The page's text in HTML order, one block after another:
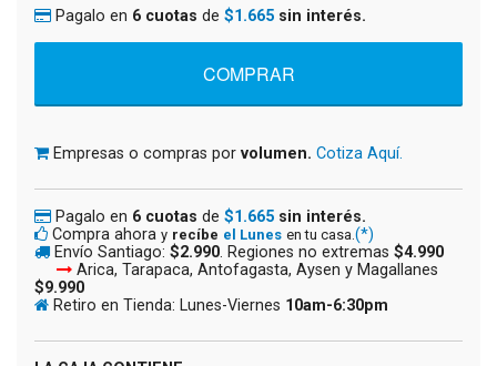
Pagalo en 6 cuotas de $1.665 sin interés.
Empresas o compras por volumen. Cotiza Aquí.
Pagalo en 6 cuotas de $1.665 sin interés.
Compra ahora y recíbe el Lunes en tu casa. (*)
Envío Santiago: $2.990. Regiones no extremas $4.990
Arica, Tarapaca, Antofagasta, Aysen y Magallanes
$9.990
Retiro en Tienda: Lunes-Viernes 10am-6:30pm